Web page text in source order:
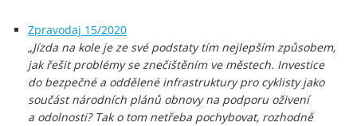
Zpravodaj 15/2020
„Jízda na kole je ze své podstaty tím nejlepším způsobem,
jak řešit problémy se znečištěním ve městech. Investice
do bezpečné a oddělené infrastruktury pro cyklisty jako
součást národních plánů obnovy na podporu oživení
a odolnosti? Tak o tom netřeba pochybovat, rozhodně